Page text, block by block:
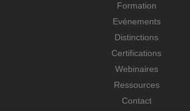
Formation
Evénements
Distinctions
Certifications
Webinaires
Ressources
Contact